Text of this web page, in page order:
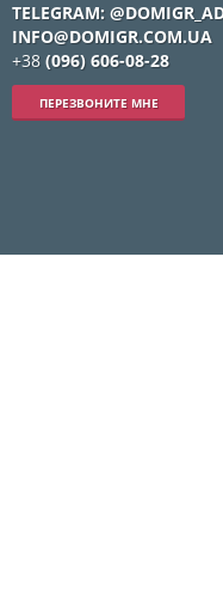
TELEGRAM:
INFO@DOMIGR.COM.UA
+38 (096) 606-08-28
ПЕРЕЗВОНИТЕ МНЕ